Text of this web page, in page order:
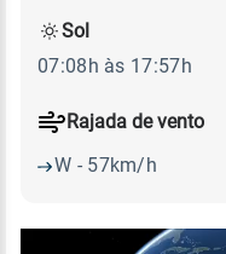
Rajada de vento
W - 57km/h
Sol
07:08h às 17:57h